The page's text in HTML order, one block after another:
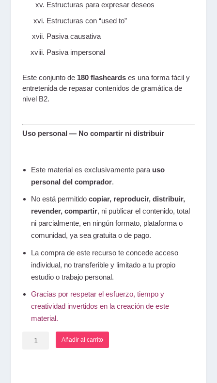
Estructuras para expresar deseos
Estructuras con “used to”
Pasiva causativa
Pasiva impersonal
Este conjunto de 180 flashcards es una forma fácil y
entretenida de repasar contenidos de gramática de
nivel B2.
Uso personal — No compartir ni distribuir
Este material es exclusivamente para uso
personal del comprador.
No está permitido copiar, reproducir, distribuir,
revender, compartir, ni publicar el contenido, total
ni parcialmente, en ningún formato, plataforma o
comunidad, ya sea gratuita o de pago.
La compra de este recurso te concede acceso
individual, no transferible y limitado a tu propio
estudio o trabajo personal.
Gracias por respetar el esfuerzo, tiempo y
creatividad invertidos en la creación de este
material.
Flashcards
Añadir al carrito